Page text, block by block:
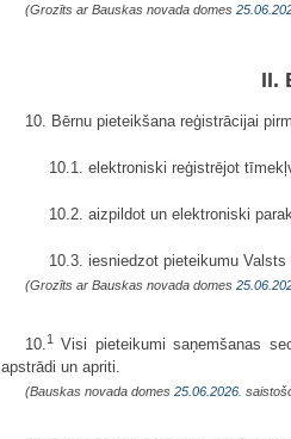
(Grozīts ar Bauskas novada domes
II.
10. Bērnu pieteikšana reģistrācijai
10.1. elektroniski reģistrējot
10.2. aizpildot un elektroniski
10.3. iesniedzot pieteikumu
(Grozīts ar Bauskas novada domes
10. 1
Visi pieteikumi saņemšanas
apstrādi un apriti.
(Bauskas novada domes 25.06.2026.